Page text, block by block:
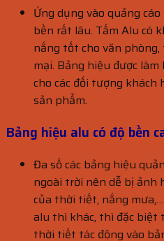
Ứng dụng vào quảng
bền rất lâu. Tấm Alu có
nắng tốt cho văn
mại. Bảng hiệu được
cho các đối tượng khách
sản phẩm.
Bảng hiệu alu có độ bền
Đa số các bảng hiệu
ngoài trời nên dễ bị ảnh
của thời tiết, nắng
alu thì khác, thì đặc biệt
thời tiết tác động vào